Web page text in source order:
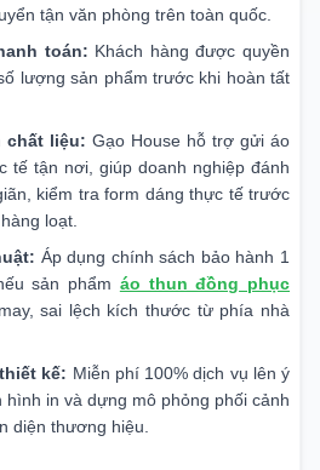
tận văn phòng trên toàn quốc.
toán: Khách hàng được quyền
lượng sản phẩm trước khi hoàn tất
chất liệu: Gạo House hỗ trợ gửi áo
tế tận nơi, giúp doanh nghiệp đánh
kiểm tra form dáng thực tế trước
loạt.
Áp dụng chính sách bảo hành 1
sản phẩm áo thun đồng phục
sai lệch kích thước từ phía nhà
kế: Miễn phí 100% dịch vụ lên ý
in và dựng mô phỏng phối cảnh
diện thương hiệu.